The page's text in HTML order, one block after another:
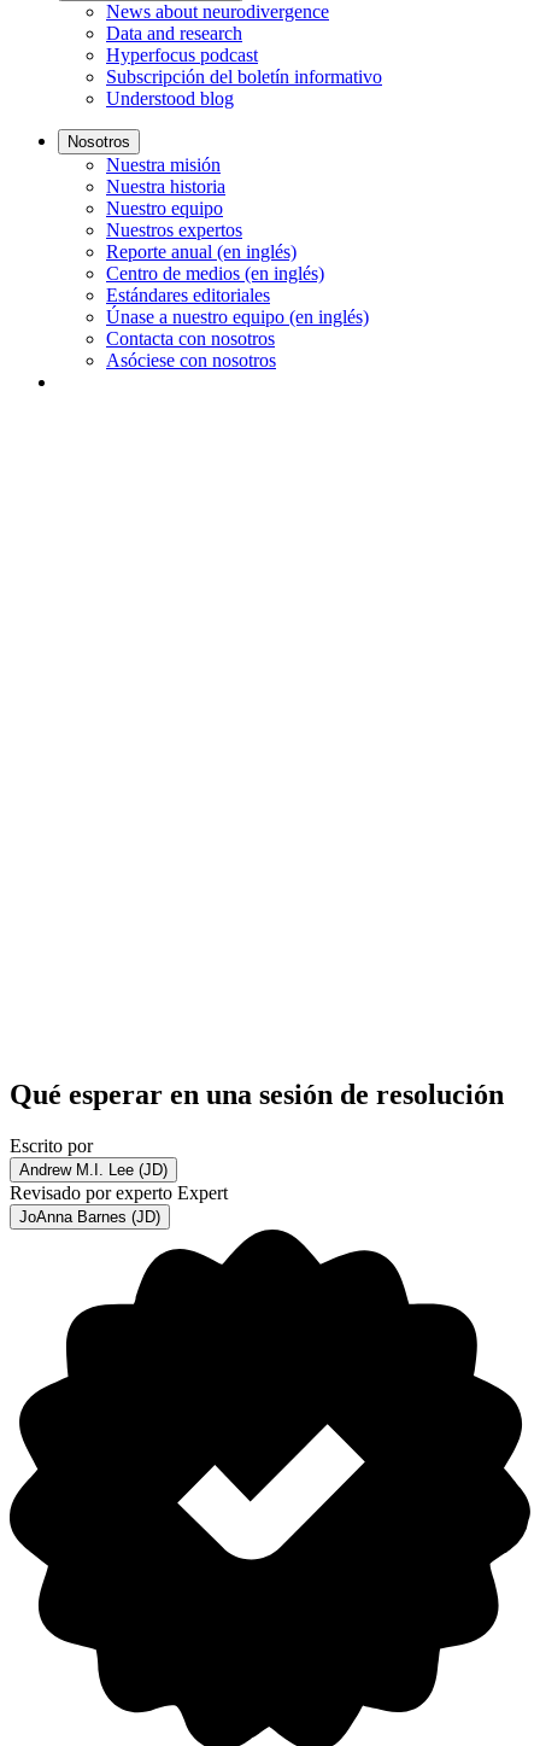
News about neurodivergence
Data and research
Hyperfocus podcast
Subscripción del boletín informativo
Understood blog
Nosotros
Nuestra misión
Nuestra historia
Nuestro equipo
Nuestros expertos
Reporte anual (en inglés)
Centro de medios (en inglés)
Estándares editoriales
Únase a nuestro equipo (en inglés)
Contacta con nosotros
Asóciese con nosotros
Qué esperar en una sesión de resolución
Escrito por
Andrew M.I. Lee (JD)
Revisado por experto Expert
JoAnna Barnes (JD)